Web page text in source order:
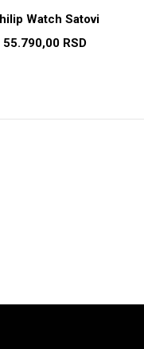
Watch Satovi
55.790,00 RSD